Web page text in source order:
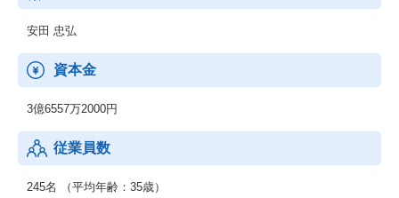
安田 忠弘
資本金
3億6557万2000円
従業員数
245名 （平均年齢：35歳）